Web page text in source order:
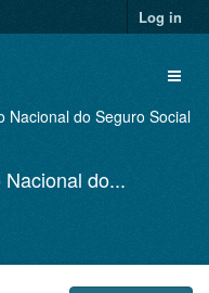
Log in
Nacional do...